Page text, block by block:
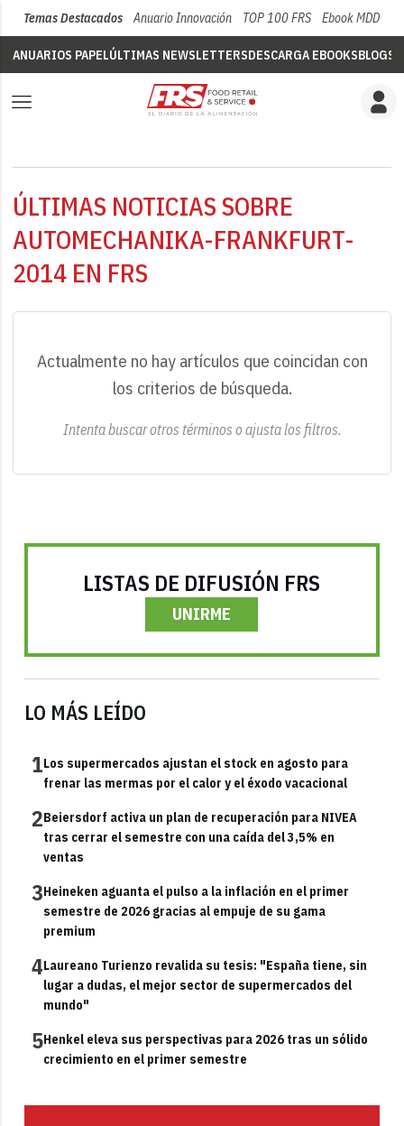
Temas Destacados Anuario Innovación TOP 100 FRS Ebook MDD
ANUARIOS PAPELÚLTIMAS NEWSLETTERSDESCARGA EBOOKSBLOGS
ÚLTIMAS NOTICIAS SOBRE
AUTOMECHANIKA-FRANKFURT-
2014 EN FRS
Actualmente no hay artículos que coincidan con
los criterios de búsqueda.
Intenta buscar otros términos o ajusta los filtros.
LISTAS DE DIFUSIÓN FRS
UNIRME
LO MÁS LEÍDO
1Los supermercados ajustan el stock en agosto para
frenar las mermas por el calor y el éxodo vacacional
2Beiersdorf activa un plan de recuperación para NIVEA
tras cerrar el semestre con una caída del 3,5% en
ventas
3Heineken aguanta el pulso a la inflación en el primer
semestre de 2026 gracias al empuje de su gama
premium
4Laureano Turienzo revalida su tesis: "España tiene, sin
lugar a dudas, el mejor sector de supermercados del
mundo"
5Henkel eleva sus perspectivas para 2026 tras un sólido
crecimiento en el primer semestre